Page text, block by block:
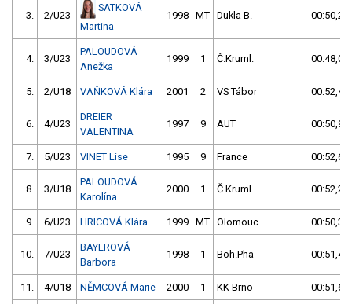
3. 2/U23
SATKOVÁ
Martina
1998 MT Dukla B. 00:50,27
4. 3/U23
PALOUDOVÁ
Anežka
1999 1 Č.Kruml. 00:48,05
5. 2/U18 VAŇKOVÁ Klára 2001 2 VS Tábor 00:52,43
6. 4/U23
DREIER
VALENTINA
1997 9 AUT 00:50,96
7. 5/U23 VINET Lise 1995 9 France 00:52,60
8. 3/U18
PALOUDOVÁ
Karolína
2000 1 Č.Kruml. 00:52,20
9. 6/U23 HRICOVÁ Klára 1999 MT Olomouc 00:50,36
10. 7/U23
BAYEROVÁ
Barbora
1998 1 Boh.Pha 00:51,48
11. 4/U18 NĚMCOVÁ Marie 2000 1 KK Brno 00:51,61